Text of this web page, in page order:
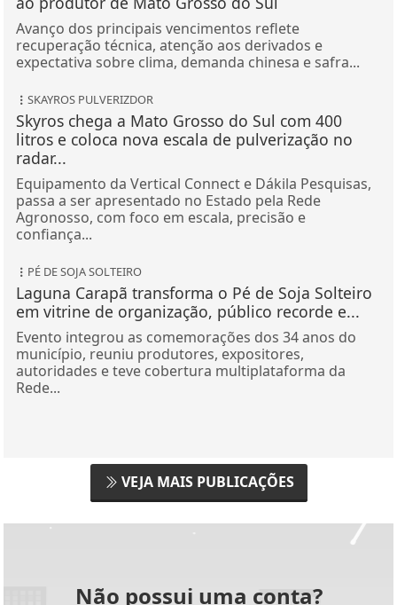
Avanço dos principais vencimentos reflete
recuperação técnica, atenção aos derivados e
expectativa sobre clima, demanda chinesa e safra...
Skyros chega a Mato Grosso do Sul com 400
litros e coloca nova escala de pulverização no
radar...
Equipamento da Vertical Connect e Dákila Pesquisas,
passa a ser apresentado no Estado pela Rede
Agronosso, com foco em escala, precisão e
confiança...
PÉ DE SOJA SOLTEIRO
Laguna Carapã transforma o Pé de Soja Solteiro
em vitrine de organização, público recorde e...
Evento integrou as comemorações dos 34 anos do
município, reuniu produtores, expositores,
autoridades e teve cobertura multiplataforma da
Rede...
VEJA MAIS PUBLICAÇÕES
Não possui uma conta?